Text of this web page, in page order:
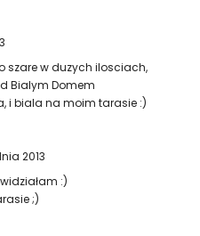
szare w duzych ilosciach,
Bialym Domem
i biala na moim tarasie :)
2013
:)
;)